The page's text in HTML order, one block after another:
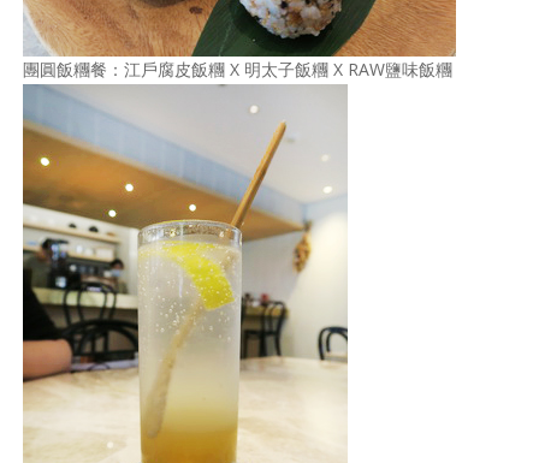
團圓飯糰餐：江戶腐皮飯糰 X 明太子飯糰 X RAW鹽味飯糰